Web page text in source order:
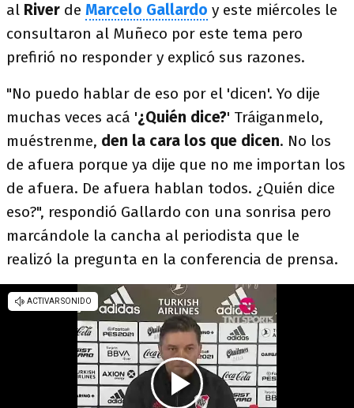
al River de Marcelo Gallardo y este miércoles le
consultaron al Muñeco por este tema pero
prefirió no responder y explicó sus razones.
"No puedo hablar de eso por el 'dicen'. Yo dije
muchas veces acá '¿Quién dice?' Tráiganmelo,
muéstrenme, den la cara los que dicen. No los
de afuera porque ya dije que no me importan los
de afuera. De afuera hablan todos. ¿Quién dice
eso?", respondió Gallardo con una sonrisa pero
marcándole la cancha al periodista que le
realizó la pregunta en la conferencia de prensa.